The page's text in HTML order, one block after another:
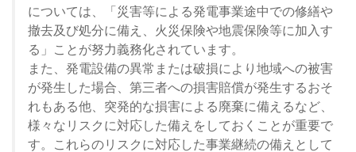
については、「災害等による発電事業途中での修繕や
撤去及び処分に備え、火災保険や地震保険等に加入す
る」ことが努力義務化されています。
また、発電設備の異常または破損により地域への被害
が発生した場合、第三者への損害賠償が発生するおそ
れもある他、突発的な損害による廃棄に備えるなど、
様々なリスクに対応した備えをしておくことが重要で
す。これらのリスクに対応した事業継続の備えとして